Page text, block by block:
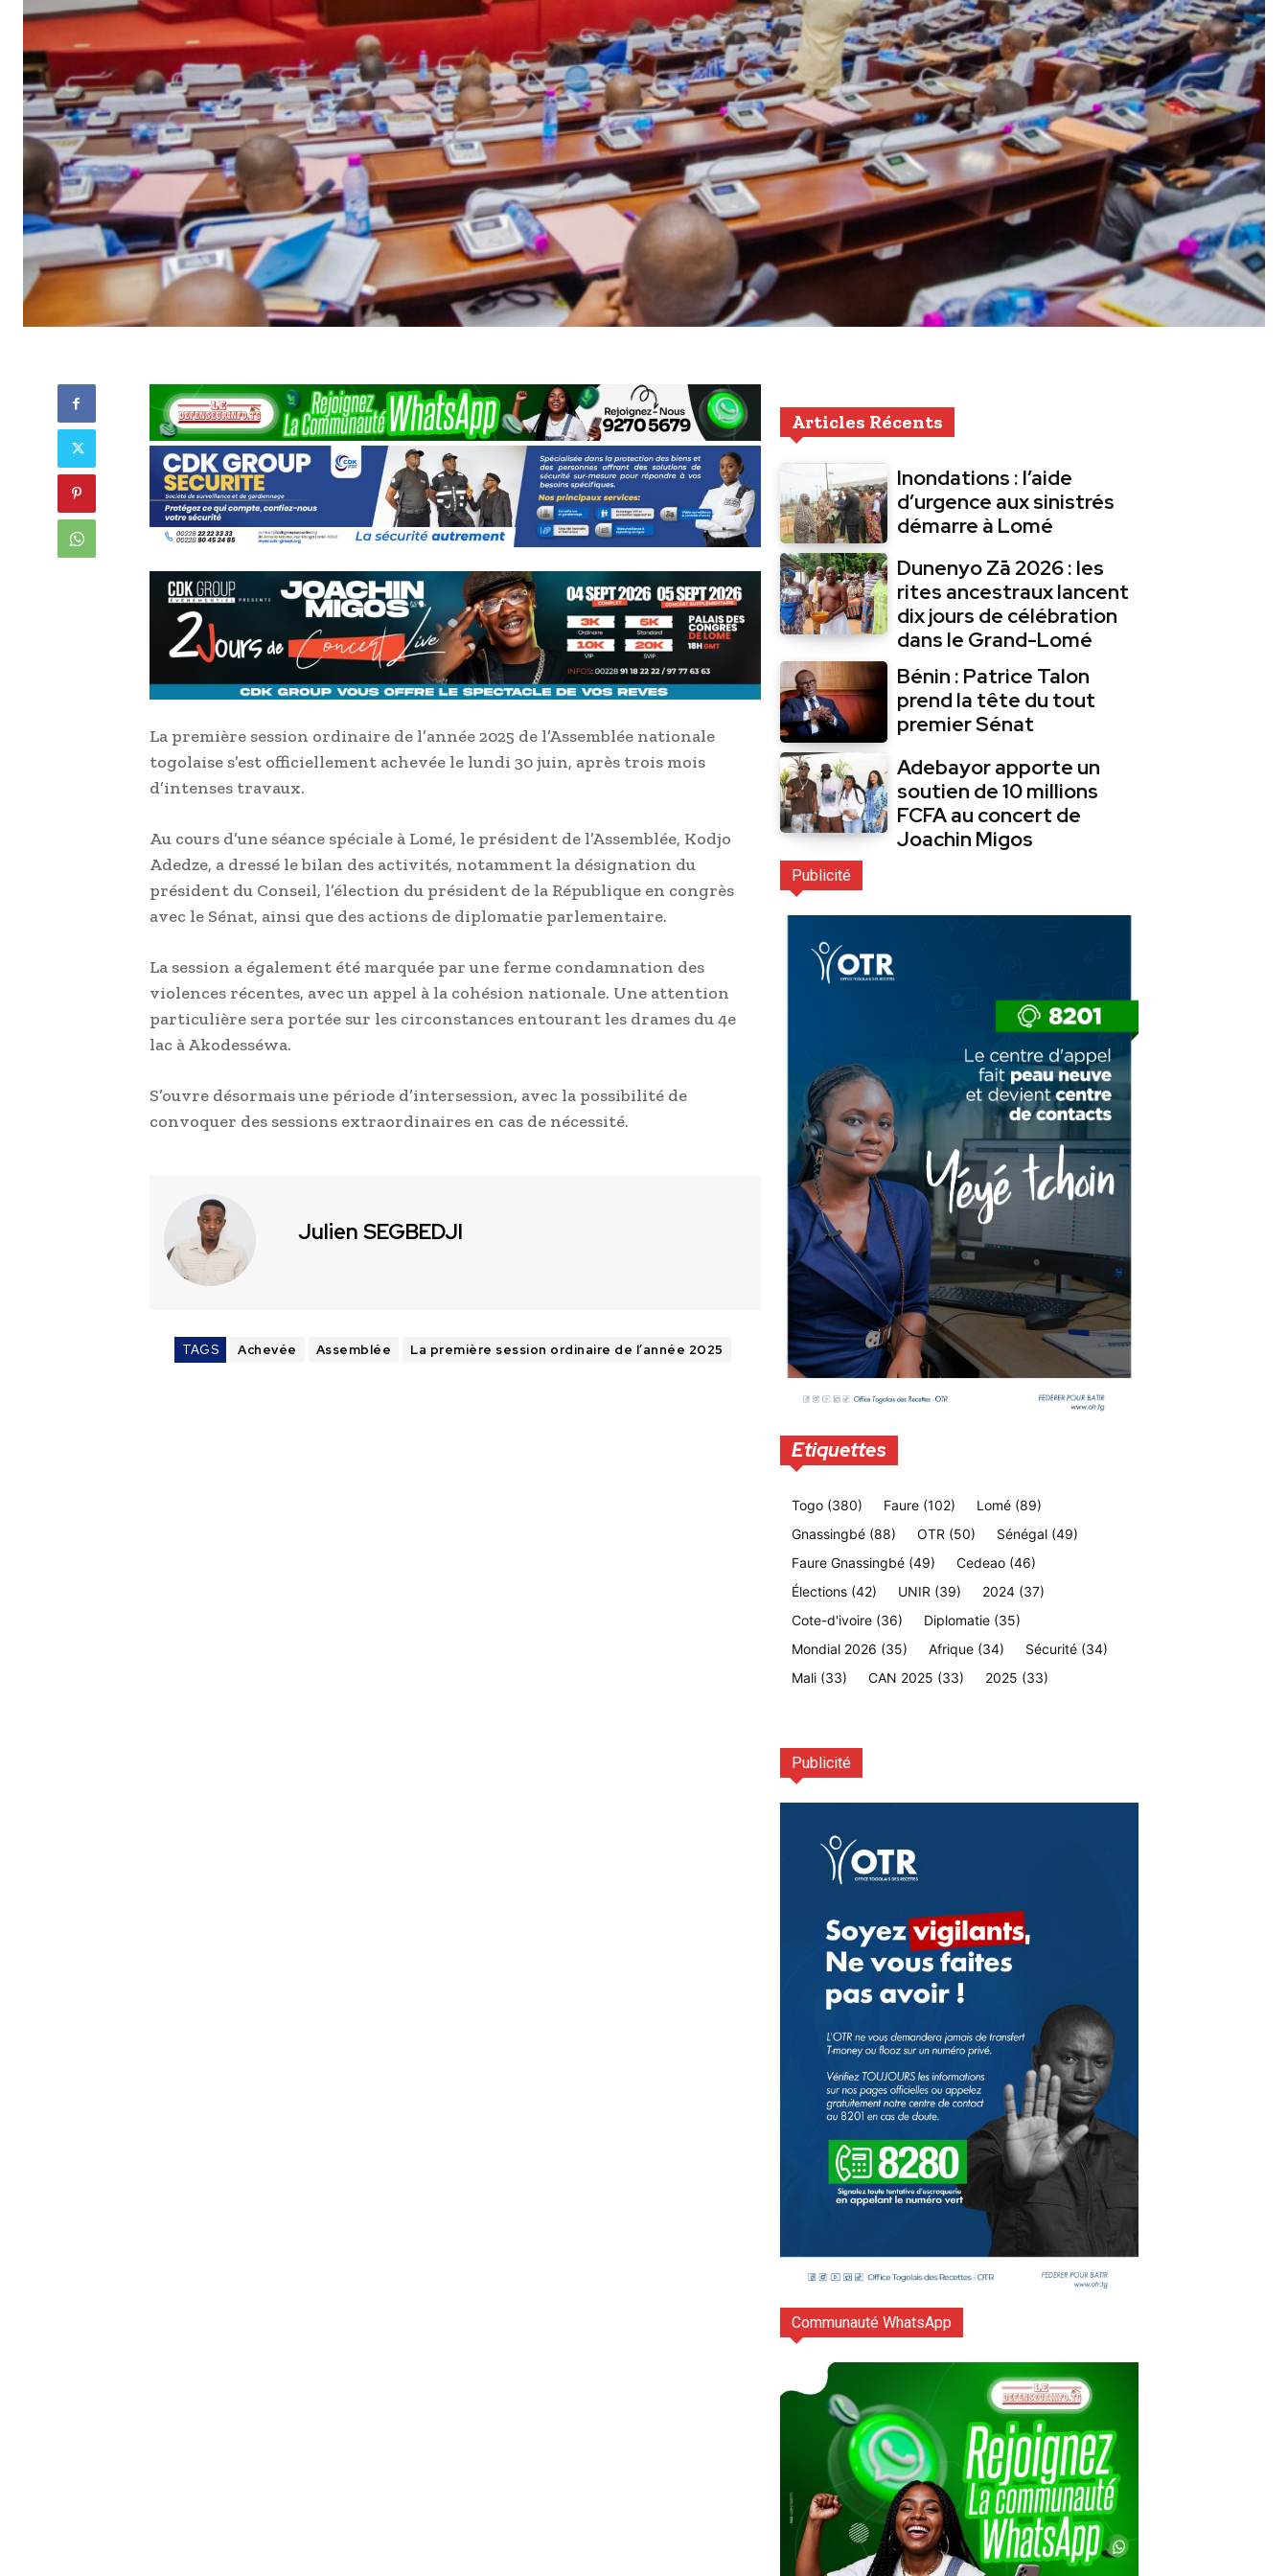
La première session ordinaire de l’année 2025 de l’Assemblée nationale
togolaise s’est officiellement achevée le lundi 30 juin, après trois mois
d’intenses travaux.
Au cours d’une séance spéciale à Lomé, le président de l’Assemblée, Kodjo
Adedze, a dressé le bilan des activités, notamment la désignation du
président du Conseil, l’élection du président de la République en congrès
avec le Sénat, ainsi que des actions de diplomatie parlementaire.
La session a également été marquée par une ferme condamnation des
violences récentes, avec un appel à la cohésion nationale. Une attention
particulière sera portée sur les circonstances entourant les drames du 4e
lac à Akodesséwa.
S’ouvre désormais une période d’intersession, avec la possibilité de
convoquer des sessions extraordinaires en cas de nécessité.
Julien SEGBEDJI
TAGS Achevée Assemblée La première session ordinaire de l’année 2025
Articles Récents
Inondations : l’aide
d’urgence aux sinistrés
démarre à Lomé
Dunenyo Zā 2026 : les
rites ancestraux lancent
dix jours de célébration
dans le Grand-Lomé
Bénin : Patrice Talon
prend la tête du tout
premier Sénat
Adebayor apporte un
soutien de 10 millions
FCFA au concert de
Joachin Migos
Publicité
Etiquettes
Togo (380) Faure (102) Lomé (89)
Gnassingbé (88) OTR (50) Sénégal (49)
Faure Gnassingbé (49) Cedeao (46)
Élections (42) UNIR (39) 2024 (37)
Cote-d'ivoire (36) Diplomatie (35)
Mondial 2026 (35) Afrique (34) Sécurité (34)
Mali (33) CAN 2025 (33) 2025 (33)
Publicité
Communauté WhatsApp